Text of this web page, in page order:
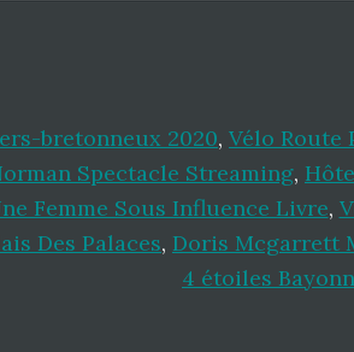
bretonneux 2020, Vélo Route
Spectacle Streaming,
Femme Sous Influence Livre,
Des Palaces, Doris Mcgarrett
4 étoiles